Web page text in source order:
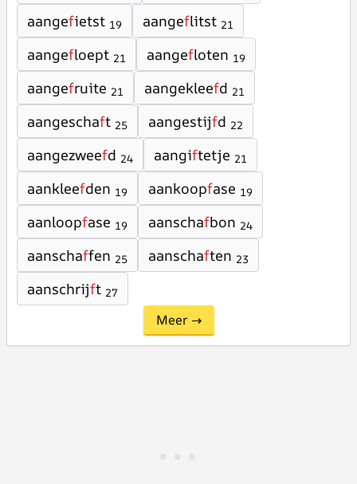
aangefietst 19 aangeflitst 21
aangefloept 21 aangefloten 19
aangefruite 21 aangekleefd 21
aangeschaft 25 aangestijfd 22
aangezweefd 24 aangiftetje 21
aankleefden 19 aankoopfase 19
aanloopfase 19 aanschafbon 24
aanschaffen 25 aanschaften 23
aanschrijft 27
Meer →